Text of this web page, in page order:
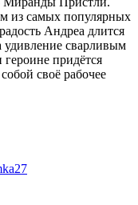
из самых популярных
Андреа длится
удивление сварливым
придётся
своё рабочее